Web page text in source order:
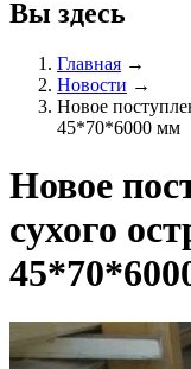
Вы здесь
Главная →
Новости →
Новое
45*70*6000 мм
Новое
сухого